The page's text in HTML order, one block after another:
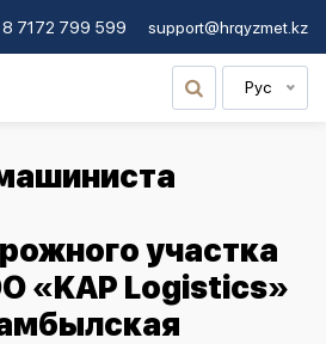
8 7172 799 599 support@hrqyzmet.kz
Рус
участка
«KAP Logistics»